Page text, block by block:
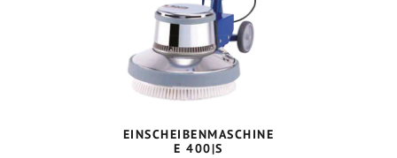
EINSCHEIBENMASCHINE
E 400|S